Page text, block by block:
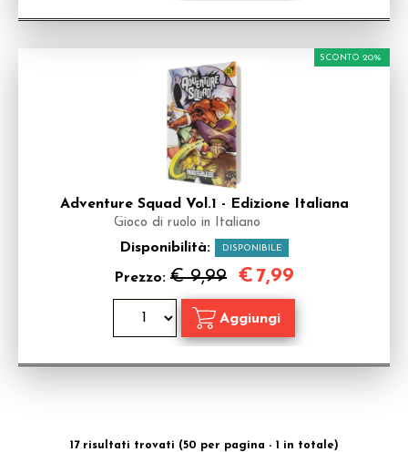
Adventure Squad Vol.1 - Edizione Italiana
Gioco di ruolo in Italiano
Disponibilità: DISPONIBILE
Prezzo: € 9,99
SCONTO 20%
€ 7,99
17 risultati trovati (50 per pagina - 1 in totale)